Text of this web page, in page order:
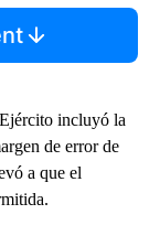
incluyó la
de error de
a que el